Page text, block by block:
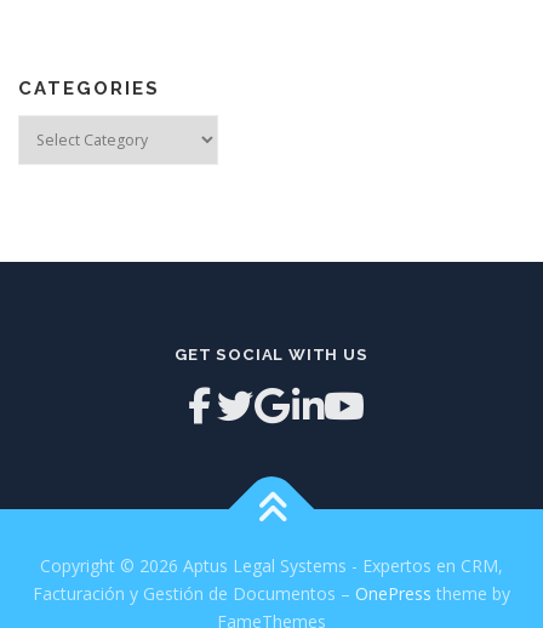
CATEGORIES
GET SOCIAL WITH US
Copyright © 2026 Aptus Legal Systems - Expertos en CRM,
Facturación y Gestión de Documentos – OnePress theme by
FameThemes